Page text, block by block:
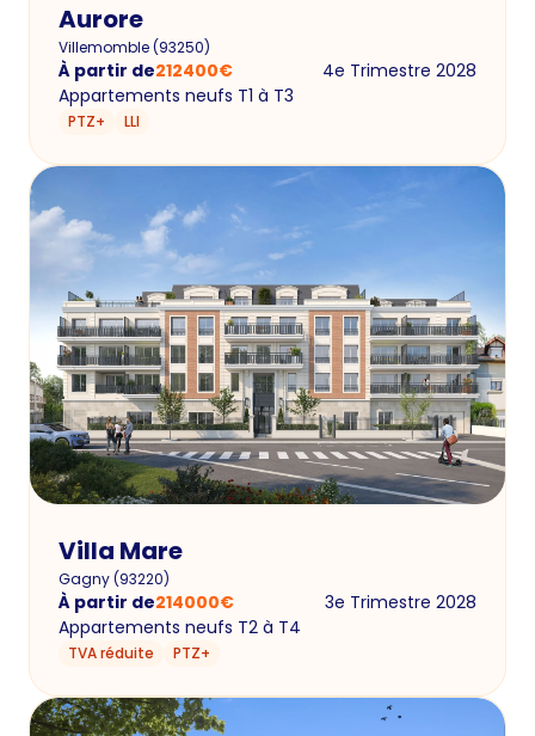
Aurore
Villemomble(93250)
À partir de212400€
4e Trimestre 2028
Appartements neufs T1 à T3
PTZ+ LLI
Villa Mare
Gagny(93220)
À partir de214000€
3e Trimestre 2028
Appartements neufs T2 à T4
TVA réduite PTZ+